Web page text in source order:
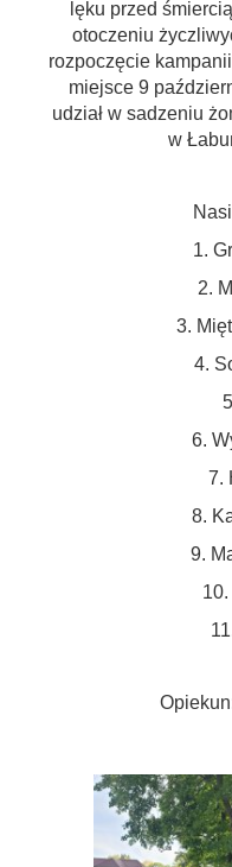
lęku przed
otoczeniu
rozpoczęcie
miejsce 9
udział w sadzeniu
w
1.
2.
3.
4.
6.
7.
8.
9.